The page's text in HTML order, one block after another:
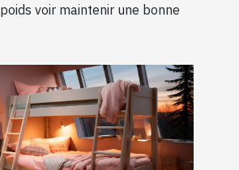
voir maintenir une bonne